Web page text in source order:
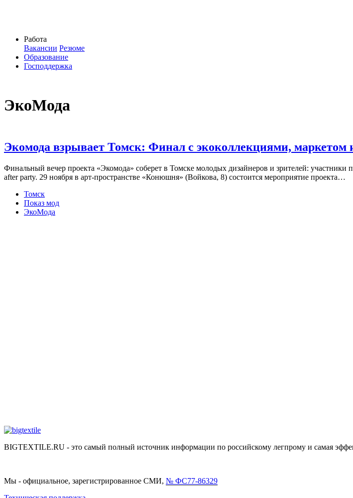
Работа
Вакансии Резюме
Образование
Господдержка
ЭкоМода
Экомода взрывает Томск: Финал с экоколлекциями, маркетом
Финальный вечер проекта «Экомода» соберет в Томске молодых дизайнеров и зрителей: участники
after party. 29 ноября в арт-пространстве «Конюшня» (Войкова, 8) состоится мероприятие проекта…
Томск
Показ мод
ЭкоМода
BIGTEXTILE.RU - это самый полный источник информации по российскому легпрому и самая
Мы - официальное, зарегистрированное СМИ, № ФС77-86329